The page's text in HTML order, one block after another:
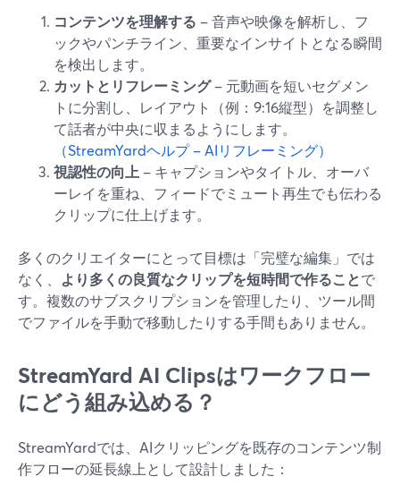
コンテンツを理解する – 音声や映像を解析し、フ
ックやパンチライン、重要なインサイトとなる瞬間
を検出します。
カットとリフレーミング– 元動画を短いセグメン
トに分割し、レイアウト（例：9:16縦型）を調整し
て話者が中央に収まるようにします。
（StreamYardヘルプ – AIリフレーミング）
視認性の向上 – キャプションやタイトル、オーバ
ーレイを重ね、フィードでミュート再生でも伝わる
クリップに仕上げます。
多くのクリエイターにとって目標は「完璧な編集」では
なく、 より多くの良質なクリップを短時間で作ることで
す。複数のサブスクリプションを管理したり、ツール間
でファイルを手動で移動したりする手間もありません。
StreamYard AI Clipsはワークフロー
にどう組み込める？
StreamYardでは、AIクリッピングを既存のコンテンツ制
作フローの延長線上として設計しました：